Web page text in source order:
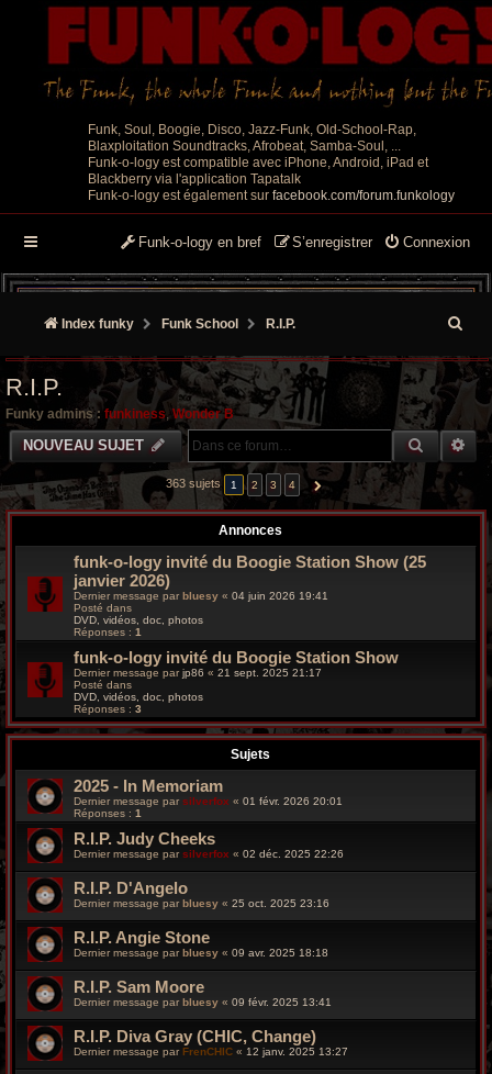
Funk, Soul, Boogie, Disco, Jazz-Funk, Old-School-Rap,
Blaxploitation Soundtracks, Afrobeat, Samba-Soul, ...
Funk-o-logy est compatible avec iPhone, Android, iPad et
Blackberry via l'application Tapatalk
Funk-o-logy est également sur facebook.com/forum.funkology
Connexion
S’enregistrer
Funk-o-logy en bref
Index funky Funk School R.I.P.
e
h
r
g
o
R.I.P.
Funky admins : funkiness, Wonder B
NOUVEAU SUJET
363 sujets 1 2 3 4 SUIVANTE
Annonces
funk-o-logy invité du Boogie Station Show (25
janvier 2026)
Dernier message par bluesy « 04 juin 2026 19:41
Posté dans
DVD, vidéos, doc, photos
Réponses : 1
funk-o-logy invité du Boogie Station Show
Dernier message parjp86 « 21 sept. 2025 21:17
Posté dans
DVD, vidéos, doc, photos
Réponses : 3
Sujets
2025 - In Memoriam
Dernier message par silverfox « 01 févr. 2026 20:01
Réponses : 1
R.I.P. Judy Cheeks
Dernier message parsilverfox « 02 déc. 2025 22:26
R.I.P. D'Angelo
Dernier message par bluesy « 25 oct. 2025 23:16
R.I.P. Angie Stone
Dernier message parbluesy « 09 avr. 2025 18:18
R.I.P. Sam Moore
Dernier message par bluesy « 09 févr. 2025 13:41
R.I.P. Diva Gray (CHIC, Change)
Dernier message parFrenCHIC « 12 janv. 2025 13:27